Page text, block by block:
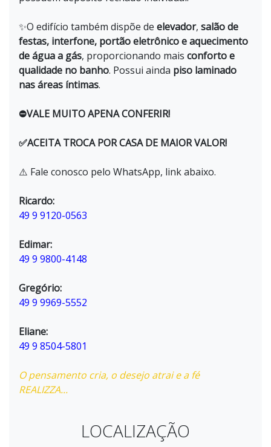
✨O edifício também dispõe de elevador, salão de
festas, interfone, portão eletrônico e aquecimento
de água a gás, proporcionando mais conforto e
qualidade no banho. Possui ainda piso laminado
nas áreas íntimas.
⛔VALE MUITO APENA CONFERIR!
✅ACEITA TROCA POR CASA DE MAIOR VALOR!
⚠️ Fale conosco pelo WhatsApp, link abaixo.
Ricardo:
49 9 9120-0563
Edimar:
49 9 9800-4148
Gregório:
49 9 9969-5552
Eliane:
49 9 8504-5801
O pensamento cria, o desejo atrai e a fé
REALIZZA...
LOCALIZAÇÃO